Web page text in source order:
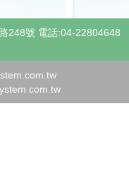
248號 電話:04-22804648